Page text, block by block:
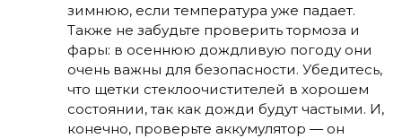
зимнюю, если температура уже падает.
Также не забудьте проверить тормоза и
фары: в осеннюю дождливую погоду они
очень важны для безопасности. Убедитесь,
что щетки стеклоочистителей в хорошем
состоянии, так как дожди будут частыми. И,
конечно, проверьте аккумулятор — он